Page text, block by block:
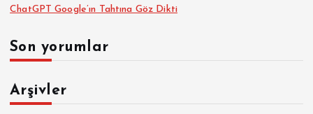
ChatGPT Google’ın Tahtına Göz Dikti
Son yorumlar
Arşivler